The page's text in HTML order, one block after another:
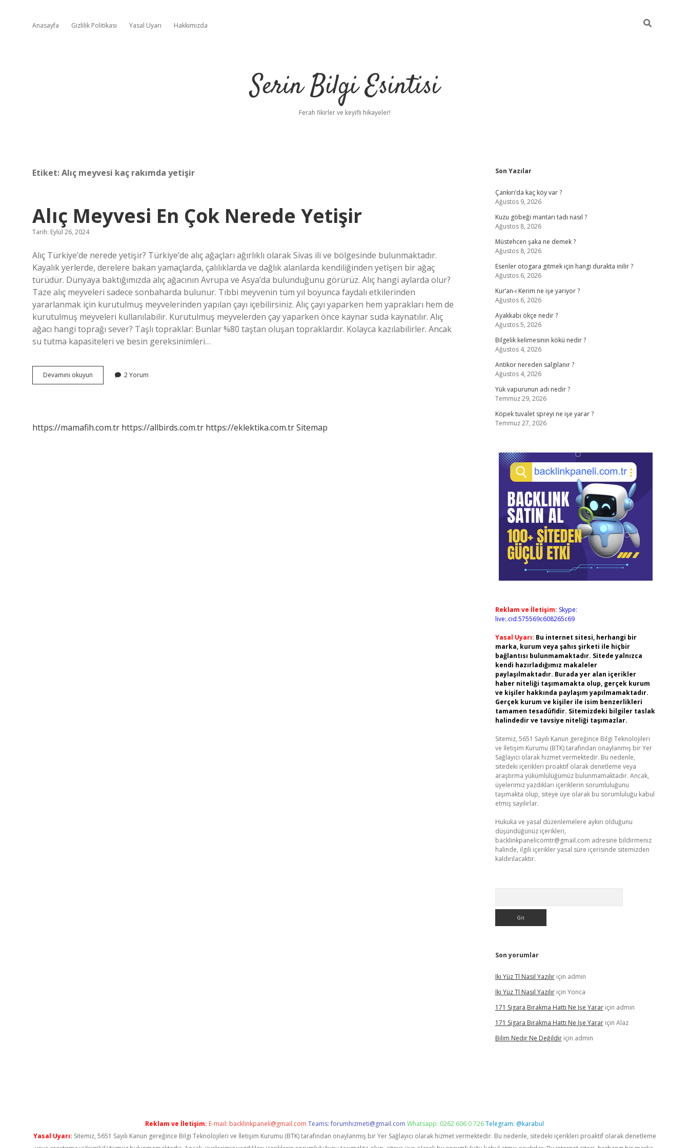
Anasayfa Gizlilik Politikası Yasal Uyarı Hakkımızda
Serin Bilgi Esintisi
Ferah fikirler ve keyifli hikayeler!
Etiket:Alıç meyvesi kaç rakımda yetişir
Alıç Meyvesi En Çok Nerede Yetişir
Tarih: Eylül 26, 2024
Alıç Türkiye’de nerede yetişir? Türkiye’de alıç ağaçları ağırlıklı olarak Sivas ili ve bölgesinde bulunmaktadır.
Kayalık yerlerde, derelere bakan yamaçlarda, çalılıklarda ve dağlık alanlarda kendiliğinden yetişen bir ağaç
türüdür. Dünyaya baktığımızda alıç ağacının Avrupa ve Asya’da bulunduğunu görürüz. Alıç hangi aylarda olur?
Taze alıç meyveleri sadece sonbaharda bulunur. Tıbbi meyvenin tüm yıl boyunca faydalı etkilerinden
yararlanmak için kurutulmuş meyvelerinden yapılan çayı içebilirsiniz. Alıç çayı yaparken hem yaprakları hem de
kurutulmuş meyveleri kullanılabilir. Kurutulmuş meyvelerden çay yaparken önce kaynar suda kaynatılır. Alıç
ağacı hangi toprağı sever? Taşlı topraklar: Bunlar %80 taştan oluşan topraklardır. Kolayca kazılabilirler. Ancak
su tutma kapasiteleri ve besin gereksinimleri…
Devamını okuyun
Meyvesi
2 Yorum
https://mamafih.com.tr https://allbirds.com.tr https://eklektika.com.trSitemap
Sidebar
Son Yazılar
Çankırı’da kaç köy var ?
Ağustos 9, 2026
Kuzu göbeği mantarı tadı nasıl ?
Ağustos 8, 2026
Müstehcen şaka ne demek ?
Ağustos 8, 2026
Esenler otogara gitmek için hangi durakta inilir ?
Ağustos 6, 2026
Kur’an-ı Kerim ne işe yarıyor ?
Ağustos 6, 2026
Ayakkabı ökçe nedir ?
Ağustos 5, 2026
Bilgelik kelimesinin kökü nedir ?
Ağustos 4, 2026
Antikor nereden salgılanır ?
Ağustos 4, 2026
Yük vapurunun adı nedir ?
Temmuz 29, 2026
Köpek tuvalet spreyi ne işe yarar ?
Temmuz 27, 2026
Reklam ve İletişim: Skype:
live:.cid.575569c608265c69
Yasal Uyarı: Bu internet sitesi, herhangi bir
marka, kurum veya şahıs şirketi ile hiçbir
bağlantısı bulunmamaktadır. Sitede yalnızca
kendi hazırladığımız makaleler
paylaşılmaktadır. Burada yer alan içerikler
haber niteliği taşımamakta olup, gerçek kurum
ve kişiler hakkında paylaşım yapılmamaktadır.
Gerçek kurum ve kişiler ile isim benzerlikleri
tamamen tesadüfidir. Sitemizdeki bilgiler taslak
halindedir ve tavsiye niteliği taşımazlar.
Sitemiz, 5651 Sayılı Kanun gereğince Bilgi Teknolojileri
ve İletişim Kurumu (BTK) tarafından onaylanmış bir Yer
Sağlayıcı olarak hizmet vermektedir. Bu nedenle,
sitedeki içerikleri proaktif olarak denetleme veya
araştırma yükümlülüğümüz bulunmamaktadır. Ancak,
üyelerimiz yazdıkları içeriklerin sorumluluğunu
taşımakta olup, siteye üye olarak bu sorumluluğu kabul
etmiş sayılırlar.
Hukuka ve yasal düzenlemelere aykırı olduğunu
düşündüğünüz içerikleri,
backlinkpanelicomtr@gmail.com adresine bildirmeniz
halinde, ilgili içerikler yasal süre içerisinde sitemizden
kaldırılacaktır.
Son yorumlar
Iki Yüz Tl Nasıl Yazılıriçin admin
Iki Yüz Tl Nasıl Yazılıriçin Yonca
171 Sigara Bırakma Hattı Ne Işe Yarariçin admin
171 Sigara Bırakma Hattı Ne Işe Yarariçin Alaz
Bilim Nedir Ne Değildiriçin admin
Reklam ve İletişim: E-mail: backlinkpaneli@gmail.com Teams:forumhizmeti@gmail.com Whatsapp: 0262 606 0 726Telegram: @karabul
Yasal Uyarı: Sitemiz, 5651 Sayılı Kanun gereğince Bilgi Teknolojileri ve İletişim Kurumu (BTK) tarafından onaylanmış bir Yer Sağlayıcı olarak hizmet vermektedir. Bu nedenle, sitedeki içerikleri proaktif olarak denetleme